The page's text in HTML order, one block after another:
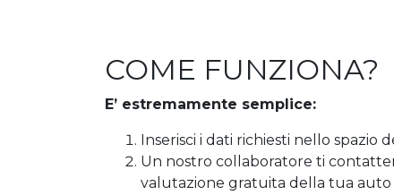
COME FUNZIONA?
E’ estremamente semplice:
Inserisci i dati richiesti nello spazio
Un nostro collaboratore ti
valutazione gratuita della tua auto